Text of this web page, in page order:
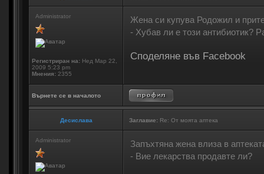
Administrator
Регистриран на: Нед Мар 22,
2009 5:23 pm
Мнения: 2355
Жена си купува Родожил и
- Хубав ли е този антибиотик?
Споделяне във Facebook
Върнете се в началото
Десислава Заглавие: Re: От моята аптека
Administrator
Запъхтяна жена влиза в
- Вие лекарства продавте ли?